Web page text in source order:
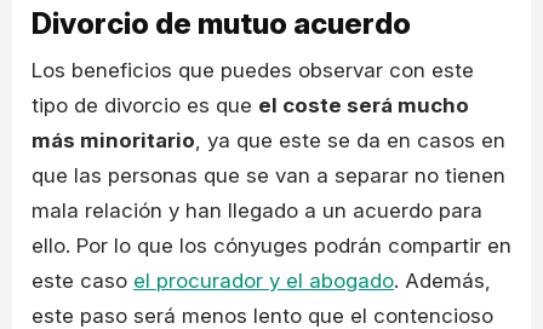
Divorcio de mutuo acuerdo
Los beneficios que puedes observar con este
tipo de divorcio es que el coste será mucho
más minoritario , ya que este se da en casos en
que las personas que se van a separar no tienen
mala relación y han llegado a un acuerdo para
ello. Por lo que los cónyuges podrán compartir en
este caso el procurador y el abogado. Además,
este paso será menos lento que el contencioso